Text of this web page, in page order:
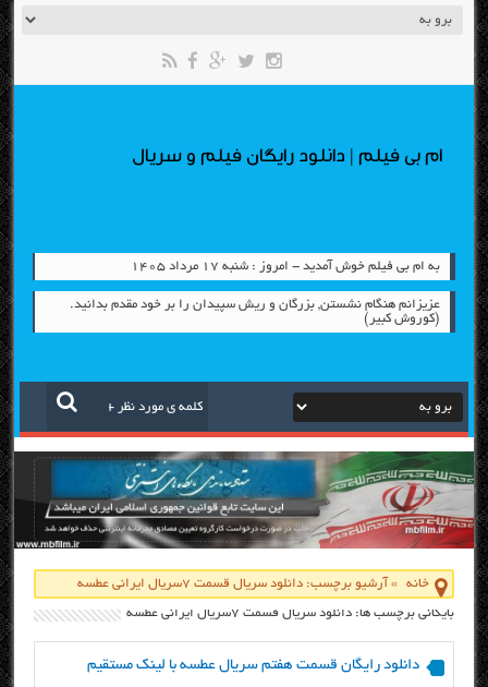
ام بی فیلم | دانلود رایگان فیلم و سریال
به ام بی فیلم خوش آمدید - امروز : شنبه ۱۷ مرداد ۱۴۰۵
عزیزانم هنگام نشستن, بزرگان و ریش سپیدان را بر خود مقدم بدانید.
(کوروش کبیر)
خانه » آرشیو برچسب: دانلود سریال قسمت 7سریال ایرانی عطسه
بایگانی برچسب ها: دانلود سریال قسمت 7سریال ایرانی عطسه
دانلود رایگان قسمت هفتم سریال عطسه با لینک مستقیم